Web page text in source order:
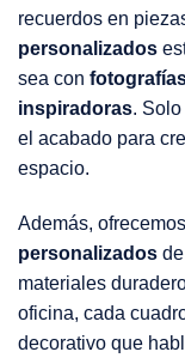
recuerdos en
personalizados
sea con
inspiradoras.
el acabado para
espacio.
Además, ofrecemos
personalizados
materiales
oficina, cada
decorativo que